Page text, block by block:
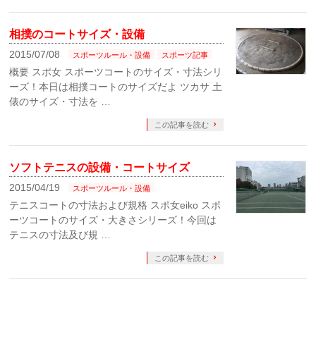
相撲のコートサイズ・設備
2015/07/08 スポーツルール・設備 スポーツ記事
概要 スポ女 スポーツコートのサイズ・寸法シリ
ーズ！本日は相撲コートのサイズだよ ツカサ 土
俵のサイズ・寸法を …
この記事を読む
ソフトテニスの設備・コートサイズ
2015/04/19 スポーツルール・設備
テニスコートの寸法および規格 スポ女eiko スポ
ーツコートのサイズ・大きさシリーズ！今回は
テニスの寸法及び規 …
この記事を読む